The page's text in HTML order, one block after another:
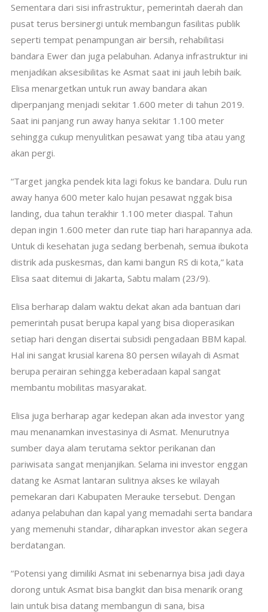
Sementara dari sisi infrastruktur, pemerintah daerah dan
pusat terus bersinergi untuk membangun fasilitas publik
seperti tempat penampungan air bersih, rehabilitasi
bandara Ewer dan juga pelabuhan. Adanya infrastruktur ini
menjadikan aksesibilitas ke Asmat saat ini jauh lebih baik.
Elisa menargetkan untuk run away bandara akan
diperpanjang menjadi sekitar 1.600 meter di tahun 2019.
Saat ini panjang run away hanya sekitar 1.100 meter
sehingga cukup menyulitkan pesawat yang tiba atau yang
akan pergi.
“Target jangka pendek kita lagi fokus ke bandara. Dulu run
away hanya 600 meter kalo hujan pesawat nggak bisa
landing, dua tahun terakhir 1.100 meter diaspal. Tahun
depan ingin 1.600 meter dan rute tiap hari harapannya ada.
Untuk di kesehatan juga sedang berbenah, semua ibukota
distrik ada puskesmas, dan kami bangun RS di kota,” kata
Elisa saat ditemui di Jakarta, Sabtu malam (23/9).
Elisa berharap dalam waktu dekat akan ada bantuan dari
pemerintah pusat berupa kapal yang bisa dioperasikan
setiap hari dengan disertai subsidi pengadaan BBM kapal.
Hal ini sangat krusial karena 80 persen wilayah di Asmat
berupa perairan sehingga keberadaan kapal sangat
membantu mobilitas masyarakat.
Elisa juga berharap agar kedepan akan ada investor yang
mau menanamkan investasinya di Asmat. Menurutnya
sumber daya alam terutama sektor perikanan dan
pariwisata sangat menjanjikan. Selama ini investor enggan
datang ke Asmat lantaran sulitnya akses ke wilayah
pemekaran dari Kabupaten Merauke tersebut. Dengan
adanya pelabuhan dan kapal yang memadahi serta bandara
yang memenuhi standar, diharapkan investor akan segera
berdatangan.
“Potensi yang dimiliki Asmat ini sebenarnya bisa jadi daya
dorong untuk Asmat bisa bangkit dan bisa menarik orang
lain untuk bisa datang membangun di sana, bisa